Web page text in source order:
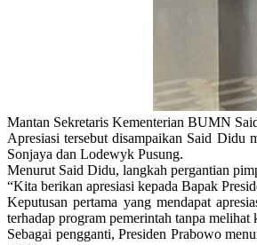
Mantan Sekretaris Kementerian BUMN
Apresiasi tersebut disampaikan Said Didu
Sonjaya dan Lodewyk Pusung.
Menurut Said Didu, langkah pergantian
“Kita berikan apresiasi kepada Bapak
Keputusan pertama yang mendapat
terhadap program pemerintah tanpa melihat
Sebagai pengganti, Presiden Prabowo